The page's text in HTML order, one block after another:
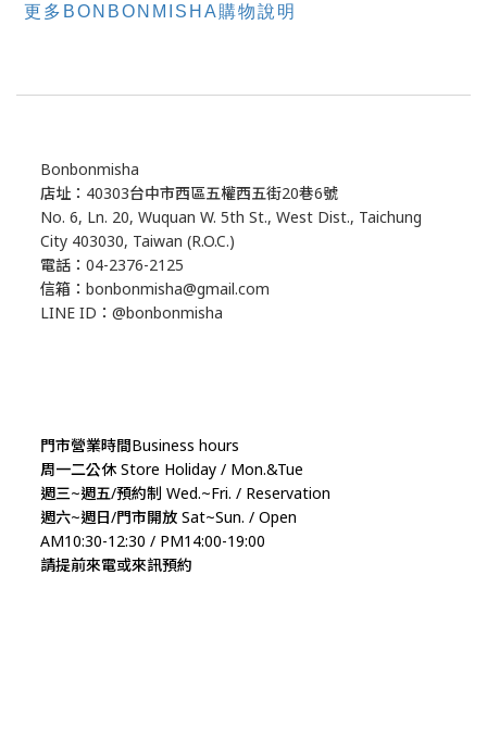
更多BONBONMISHA購物說明
Bonbonmisha
店址：40303台中市西區五權西五街20巷6號
No. 6, Ln. 20, Wuquan W. 5th St., West Dist., Taichung
City 403030, Taiwan (R.O.C.)
電話：04-2376-2125
信箱：bonbonmisha@gmail.com
LINE ID：@bonbonmisha
門市營業時間Business hours
周一二公休 Store Holiday / Mon.&Tue
週三~週五/預約制 Wed.~Fri. / Reservation
週六~週日/門市開放 Sat~Sun. / Open
AM10:30-12:30 / PM14:00-19:00
請提前來電或來訊預約